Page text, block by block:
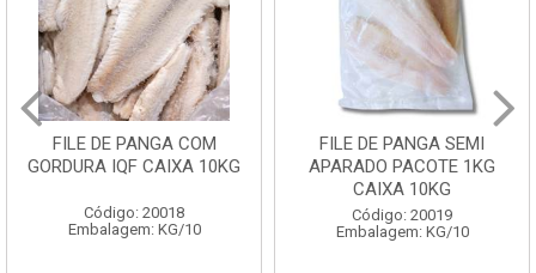
FILE DE PANGA SEMI
APARADO PACOTE 1KG
Código: 20019
Embalagem: KG/10
POLACA DESFIADA
PESCAMARES PCT5KG
CX10KG
Código: 20161
Embalagem: KG/10